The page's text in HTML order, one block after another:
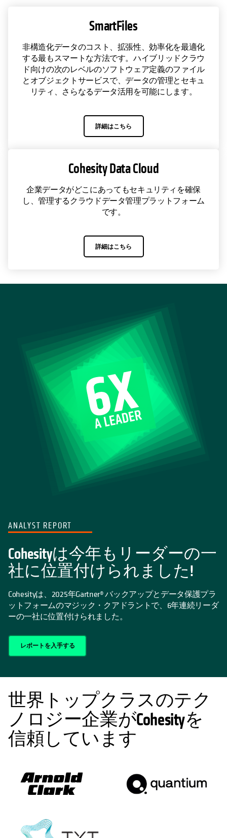
SmartFiles
非構造化データのコスト、拡張性、効率化を最適化
する最もスマートな方法です。ハイブリッドクラウ
ド向けの次のレベルのソフトウェア定義のファイル
とオブジェクトサービスで、データの管理とセキュ
リティ、さらなるデータ活用を可能にします。
詳細はこちら
Cohesity Data Cloud
企業データがどこにあってもセキュリティを確保
し、管理するクラウドデータ管理プラットフォーム
です。
詳細はこちら
ANALYST REPORT
Cohesityは今年もリーダーの一
社に位置付けられました!
Cohesityは、2025年Gartner® バックアップとデータ保護プラ
ットフォームのマジック・クアドラントで、6年連続リーダ
ーの一社に位置付けられました。
レポートを入手する
世界トップクラスのテク
ノロジー企業がCohesityを
信頼しています